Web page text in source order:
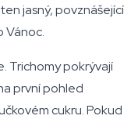
jasný, povznášející
Vánoc.
Trichomy pokrývají
první pohled
cukru. Pokud